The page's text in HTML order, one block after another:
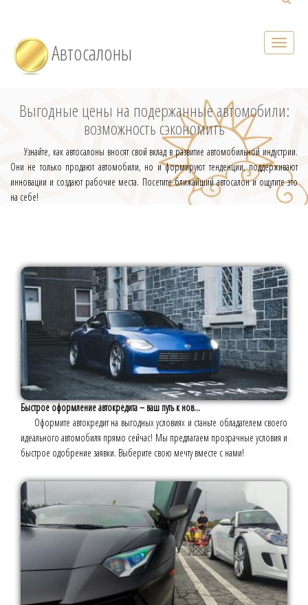
Автосалоны
Выгодные цены на подержанные автомобили:
возможность сэкономить
Узнайте, как автосалоны вносят свой вклад в развитие автомобильной индустрии.
Они не только продают автомобили, но и формируют тенденции, поддерживают
инновации и создают рабочие места. Посетите ближайший автосалон и ощутите это
на себе!
Быстрое оформление автокредита – ваш путь к нов...
Оформите автокредит на выгодных условиях и станьте обладателем своего
идеального автомобиля прямо сейчас! Мы предлагаем прозрачные условия и
быстрое одобрение заявки. Выберите свою мечту вместе с нами!